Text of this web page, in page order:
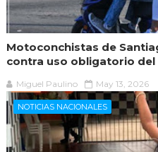
Motoconchistas de
contra uso obligatorio del
Miguel Paulino May 13, 2026
NOTICIAS NACIONALES